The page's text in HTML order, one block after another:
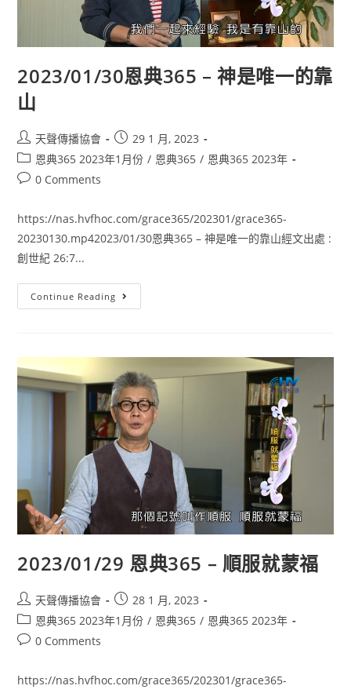
2023/01/30恩典365 – 神是唯一的靠
山
天聲傳播協會
29 1 月, 2023
恩典365 2023年1月份 / 恩典365 / 恩典365 2023年
0 Comments
https://nas.hvfhoc.com/grace365/202301/grace365-
20230130.mp42023/01/30恩典365 – 神是唯一的靠山經文出處 :
創世紀 26:7...
Continue Reading
2023/01/29 恩典365 – 順服就蒙福
天聲傳播協會
28 1 月, 2023
恩典365 2023年1月份 / 恩典365 / 恩典365 2023年
0 Comments
https://nas.hvfhoc.com/grace365/202301/grace365-